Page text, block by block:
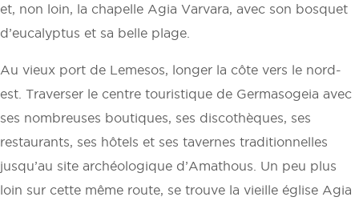
et, non loin, la chapelle Agia Varvara, avec son bosquet
d’eucalyptus et sa belle plage.
Au vieux port de Lemesos, longer la côte vers le nord-
est. Traverser le centre touristique de Germasogeia avec
ses nombreuses boutiques, ses discothèques, ses
restaurants, ses hôtels et ses tavernes traditionnelles
jusqu’au site archéologique d’Amathous. Un peu plus
loin sur cette même route, se trouve la vieille église Agia